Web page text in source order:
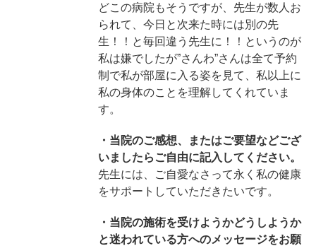
どこの病院もそうですが、先生が数人お
られて、今日と次来た時には別の先
生！！と毎回違う先生に！！というのが
私は嫌でしたが”さんわ”さんは全て予約
制で私が部屋に入る姿を見て、私以上に
私の身体のことを理解してくれていま
す。
・当院のご感想、またはご要望などござ
いましたらご自由に記入してください。
先生には、ご自愛なさって永く私の健康
をサポートしていただきたいです。
・当院の施術を受けようかどうしようか
と迷われている方へのメッセージをお願